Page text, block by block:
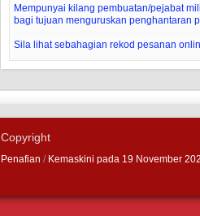
Mempunyai kilang pembuatan/pejabat
bagi tujuan menguruskan penghantaran
Sila lihat sebahagian rekod pesanan
Copyright
Penafian / Kemaskini pada 19 November